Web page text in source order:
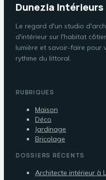
Dunezia Intérieurs
Le regard d'un studio
d'intérieur sur l'habitat
lumière et savoir-faire pour
rythme du littoral.
RUBRIQUES
Maison
Déco
Jardinage
Bricolage
DOSSIERS RÉCENTS
Architecte intérieur à